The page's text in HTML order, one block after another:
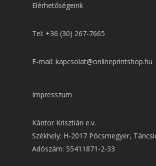
Elérhetőségeink
Tel: +36 (30) 267-7665
E-mail: kapcsolat@onlineprintshop.hu
Impresszum
Kántor Krisztián e.v.
Székhely: H-2017 Pócsmegyer,
Adószám: 55411871-2-33